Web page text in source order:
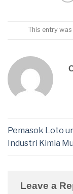
This entry
Pemasok Loto
Industri Kimia
Leave a